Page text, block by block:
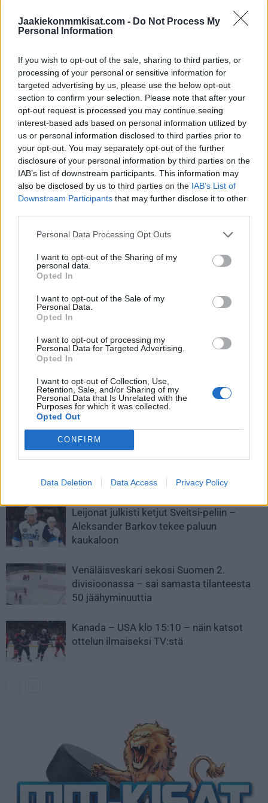
Jaakiekonmmkisat.com - Do Not Process My
Personal Information
If you wish to opt-out of the sale, sharing to third parties, or
processing of your personal or sensitive information for
targeted advertising by us, please use the below opt-out
section to confirm your selection. Please note that after your
opt-out request is processed you may continue seeing
interest-based ads based on personal information utilized by
us or personal information disclosed to third parties prior to
your opt-out. You may separately opt-out of the further
disclosure of your personal information by third parties on the
IAB’s list of downstream participants. This information may
also be disclosed by us to third parties on the IAB’s List of
Downstream Participants that may further disclose it to other
Personal Data Processing Opt Outs
I want to opt-out of the Sharing of my
personal data.
Opted In
I want to opt-out of the Sale of my
Personal Data.
Opted In
I want to opt-out of processing my
Personal Data for Targeted Advertising.
Opted In
I want to opt-out of Collection, Use,
Retention, Sale, and/or Sharing of my
Personal Data that Is Unrelated with the
Purposes for which it was collected.
Opted Out
CONFIRM
Data Deletion Data Access Privacy Policy
PIC.TWITTER.COM/EA4LDITB99
— Spittin' Chiclets (@spittinchiclets)January 3, 2023
Jos video ei näy laitteellasi voit katsoa sen suoraanTwitteristä
Connor Bedard on iskenyt nyt käynnissä olevissa U20 MM-
kisoissa 21 (8+13) tehopistettä. Tällä saldolla hän nousee
kaikkien aikojen tilastossa viidenneksi eniten pisteitä yhdessä
turnauksessa iskeneeksi pelaajaksi. Edellä ovat enää Tshekin
Robert Reichel(1990, 21 pistettä),Raimo Helminen(1984,
24 p.),Markus Näslund(1993, 24p.) sekäPeter Forsberg
(1993, 31p.). Tilaston kakkossija on täysin Bedardin
saavutettavissa, mutta kymmenen pistettä ja tilaston
Expressenin kiekkoasiantuntija
kuittaili heti ottelun jälkeen
suomalaisille – ”Istu alas
pikkuveli”
Tämä tilasto ei suomalaisia
mairittele – Tshekin
pisteitä kuin Nuorten Leijonien
LIITTYVÄT ARTIKKELIT LISÄÄ TEKIJÄLTÄ
Leijonat julkisti ketjut Sveitsi-peliin –
Aleksander Barkov tekee paluun
kaukaloon
Venäläisveskari sekosi Suomen 2.
divisioonassa – sai samasta tilanteesta
50 jäähyminuuttia
Kanada – USA klo 15:10 – näin katsot
ottelun ilmaiseksi TV:stä